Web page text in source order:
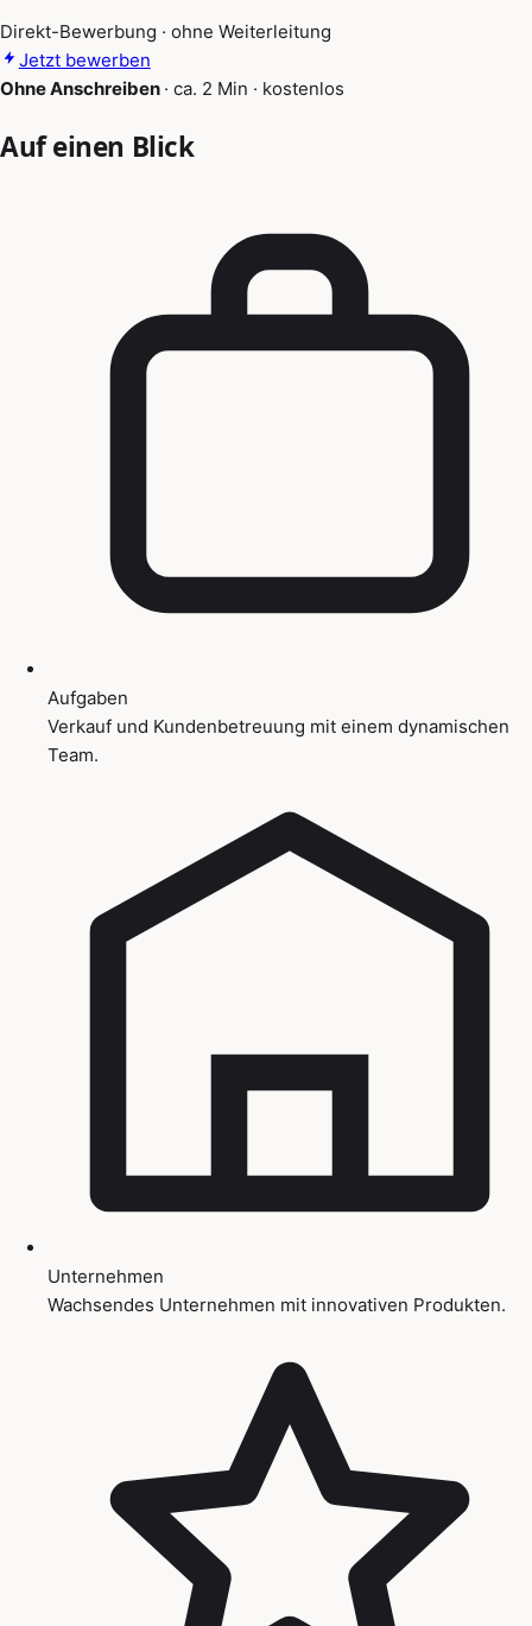
Direkt-Bewerbung · ohne Weiterleitung
Jetzt bewerben
Ohne Anschreiben · ca. 2 Min · kostenlos
Auf einen Blick
Aufgaben
Verkauf und Kundenbetreuung mit einem dynamischen
Team.
Unternehmen
Wachsendes Unternehmen mit innovativen Produkten.